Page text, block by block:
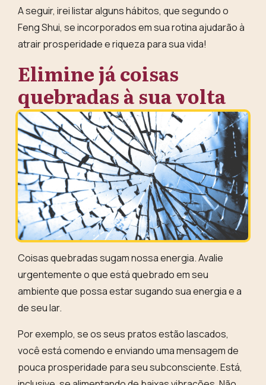
A seguir, irei listar alguns hábitos, que segundo o
Feng Shui, se incorporados em sua rotina ajudarão à
atrair prosperidade e riqueza para sua vida!
Elimine já coisas
quebradas à sua volta
Coisas quebradas sugam nossa energia. Avalie
urgentemente o que está quebrado em seu
ambiente que possa estar sugando sua energia e a
de seu lar.
Por exemplo, se os seus pratos estão lascados,
você está comendo eenviando uma mensagem de
pouca prosperidade para seu subconsciente. Está,